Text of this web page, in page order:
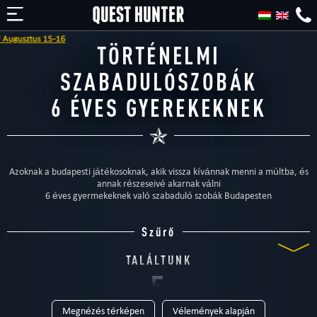
TÖRTÉNELMI
SZABADULÓSZOBÁK
6 ÉVES GYEREKEKNEK
Azoknak a budapesti játékosoknak, akik vissza kívánnak menni a múltba, és
annak részeseivé akarnak válni
6 éves gyermekeknek való szabaduló szobák Budapesten
Szűrő
TALÁLTUNK
5
Megnézés térképen Vélemények alapján